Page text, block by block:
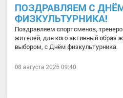
ПОЗДРАВЛЯЕМ С
ФИЗКУЛЬТУРНИКА!
Поздравляем спортсменов,
жителей, для кого активный образ
выбором, с Днём физкультурника.
08 августа 2026 09:40